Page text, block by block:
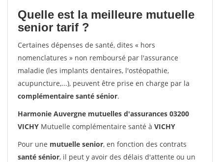
Quelle est la meilleure mutuelle
senior tarif ?
Certaines dépenses de santé, dites « hors
nomenclatures » non remboursé par l'assurance
maladie (les implants dentaires, l'ostéopathie,
acupuncture,...), peuvent être prise en charge par la
complémentaire santé sénior.
Harmonie Auvergne mutuelles d'assurances 03200
VICHY Mutuelle complémentaire santé à VICHY
Pour une mutuelle senior, en fonction des contrats
santé sénior, il peut y avoir des délais d'attente ou un